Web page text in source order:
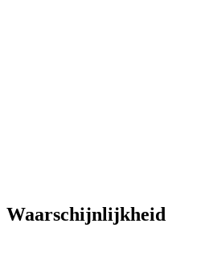
Waarschijnlijkheid